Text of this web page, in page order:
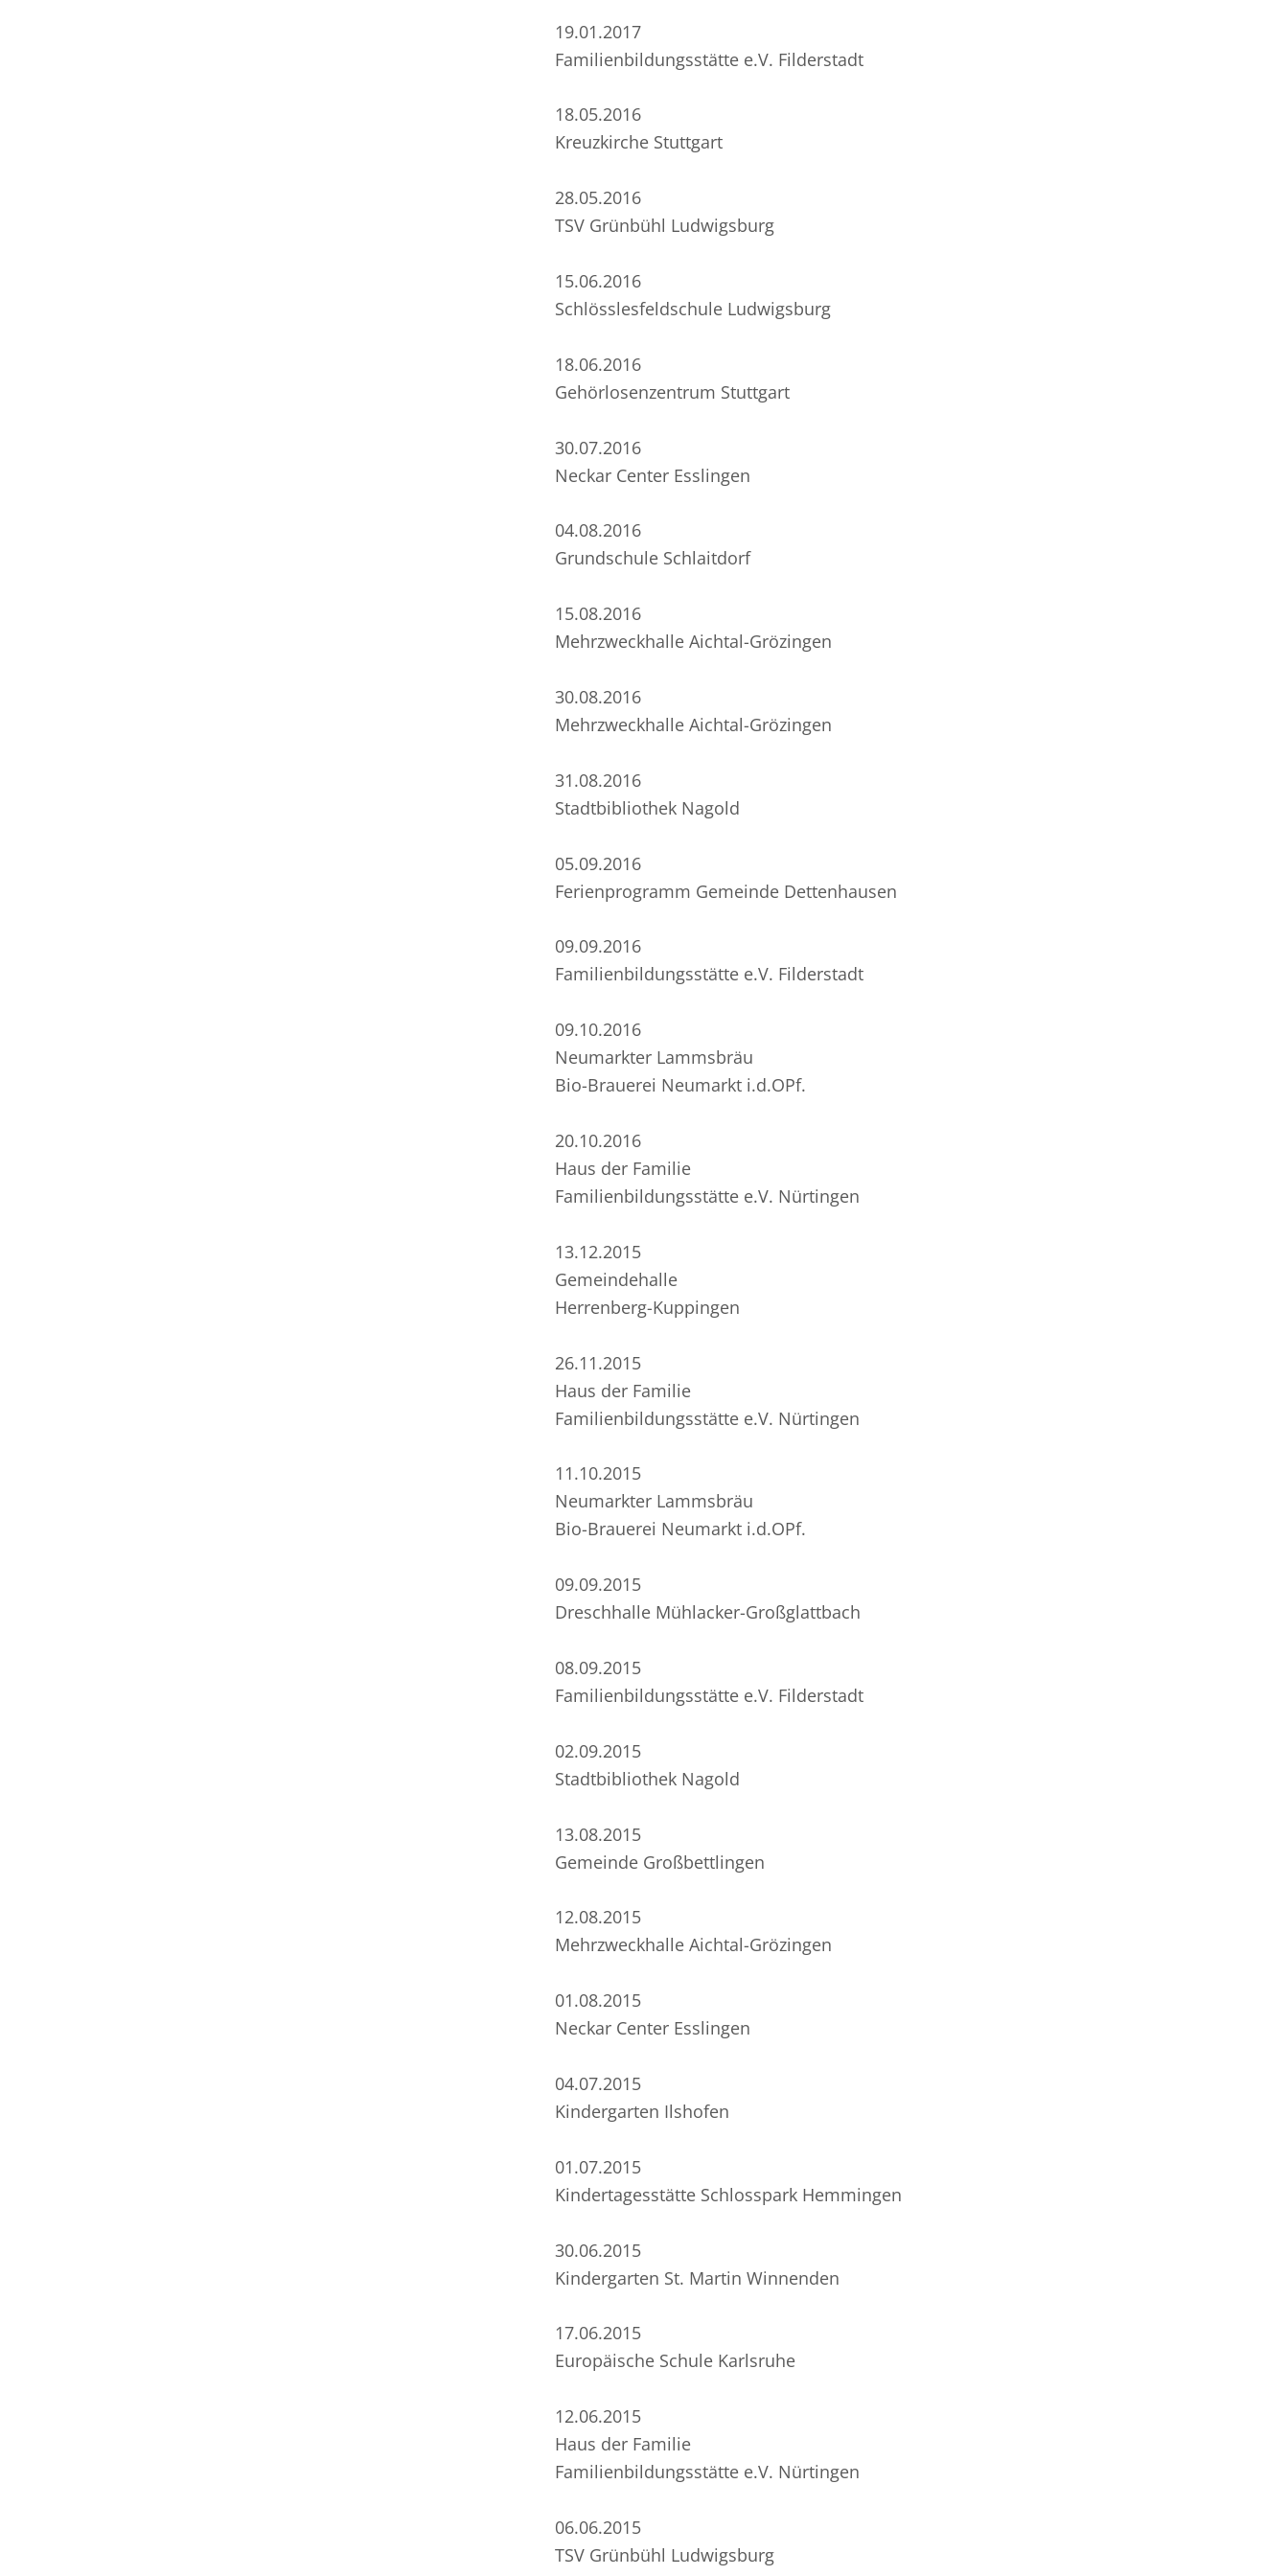
19.01.2017
Familienbildungsstätte e.V. Filderstadt
18.05.2016
Kreuzkirche Stuttgart
28.05.2016
TSV Grünbühl Ludwigsburg
15.06.2016
Schlösslesfeldschule Ludwigsburg
18.06.2016
Gehörlosenzentrum Stuttgart
30.07.2016
Neckar Center Esslingen
04.08.2016
Grundschule Schlaitdorf
15.08.2016
Mehrzweckhalle Aichtal-Grözingen
30.08.2016
Mehrzweckhalle Aichtal-Grözingen
31.08.2016
Stadtbibliothek Nagold
05.09.2016
Ferienprogramm Gemeinde Dettenhausen
09.09.2016
Familienbildungsstätte e.V. Filderstadt
09.10.2016
Neumarkter Lammsbräu
Bio-Brauerei Neumarkt i.d.OPf.
20.10.2016
Haus der Familie
Familienbildungsstätte e.V. Nürtingen
13.12.2015
Gemeindehalle
Herrenberg-Kuppingen
26.11.2015
Haus der Familie
Familienbildungsstätte e.V. Nürtingen
11.10.2015
Neumarkter Lammsbräu
Bio-Brauerei Neumarkt i.d.OPf.
09.09.2015
Dreschhalle Mühlacker-Großglattbach
08.09.2015
Familienbildungsstätte e.V. Filderstadt
02.09.2015
Stadtbibliothek Nagold
13.08.2015
Gemeinde Großbettlingen
12.08.2015
Mehrzweckhalle Aichtal-Grözingen
01.08.2015
Neckar Center Esslingen
04.07.2015
Kindergarten Ilshofen
01.07.2015
Kindertagesstätte Schlosspark Hemmingen
30.06.2015
Kindergarten St. Martin Winnenden
17.06.2015
Europäische Schule Karlsruhe
12.06.2015
Haus der Familie
Familienbildungsstätte e.V. Nürtingen
06.06.2015
TSV Grünbühl Ludwigsburg